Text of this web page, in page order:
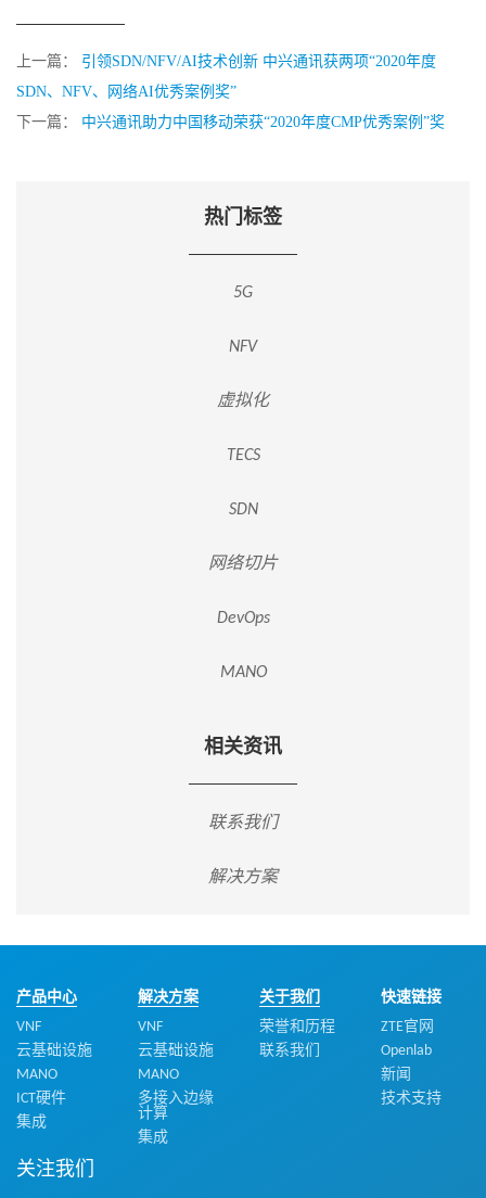
上一篇： 引领SDN/NFV/AI技术创新 中兴通讯获两项“2020年度
SDN、NFV、网络AI优秀案例奖”
下一篇： 中兴通讯助力中国移动荣获“2020年度CMP优秀案例”奖
热门标签
5G
NFV
虚拟化
TECS
SDN
网络切片
DevOps
MANO
相关资讯
联系我们
解决方案
产品中心
VNF
云基础设施
MANO
ICT硬件
集成
解决方案
VNF
云基础设施
MANO
多接入边缘
计算
集成
关于我们
荣誉和历程
联系我们
快速链接
ZTE官网
Openlab
新闻
技术支持
关注我们